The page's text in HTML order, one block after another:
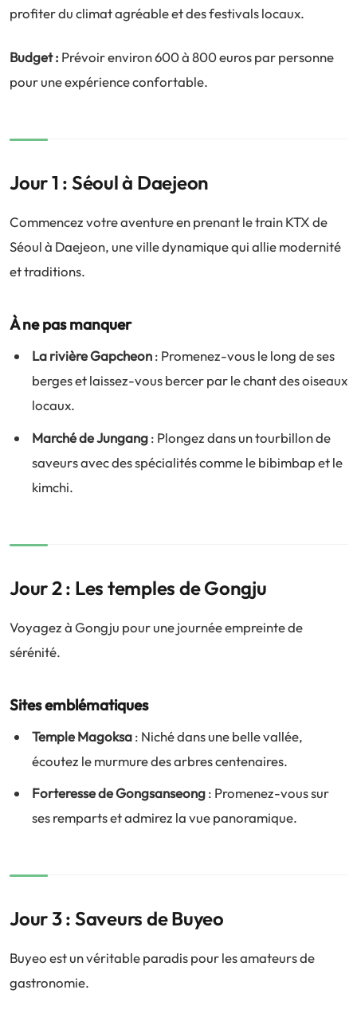
profiter du climat agréable et des festivals locaux.
Budget : Prévoir environ 600 à 800 euros par personne
pour une expérience confortable.
Jour 1 : Séoul à Daejeon
Commencez votre aventure en prenant le train KTX de
Séoul à Daejeon, une ville dynamique qui allie modernité
et traditions.
À ne pas manquer
La rivière Gapcheon: Promenez-vous le long de ses
berges et laissez-vous bercer par le chant des oiseaux
locaux.
Marché de Jungang: Plongez dans un tourbillon de
saveurs avec des spécialités comme le bibimbap et le
kimchi.
Jour 2 : Les temples de Gongju
Voyagez à Gongju pour une journée empreinte de
sérénité.
Sites emblématiques
Temple Magoksa: Niché dans une belle vallée,
écoutez le murmure des arbres centenaires.
Forteresse de Gongsanseong: Promenez-vous sur
ses remparts et admirez la vue panoramique.
Jour 3 : Saveurs de Buyeo
Buyeo est un véritable paradis pour les amateurs de
gastronomie.